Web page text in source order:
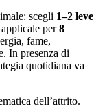
scegli 1–2 leve
per8
fame,
In presenza di
quotidiana va
dell’attrito.